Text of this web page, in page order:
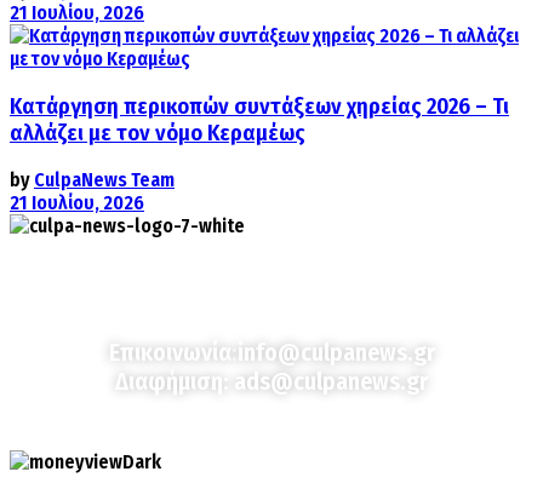
21 Ιουλίου, 2026
Κατάργηση περικοπών συντάξεων χηρείας 2026 – Τι
αλλάζει με τον νόμο Κεραμέως
by CulpaNews Team
21 Ιουλίου, 2026
Επικοινωνία:
info@culpanews.gr
Διαφήμιση:
ads@culpanews.gr